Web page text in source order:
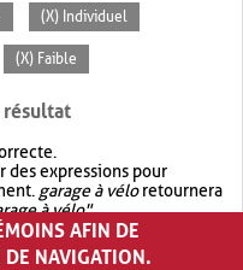
(X) Individuel
(X) Faible
résultat
des expressions pour
garage à véloretournera
à vélo".
avec OR.garage OR vélo
quegarage à vélo
AFIN DE
DE NAVIGATION.